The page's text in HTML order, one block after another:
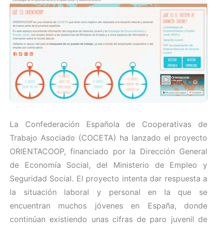
La Confederación Española de Cooperativas de
Trabajo Asociado (COCETA) ha lanzado el proyecto
ORIENTACOOP, financiado por la Dirección General
de Economía Social, del Ministerio de Empleo y
Seguridad Social. El proyecto intenta dar respuesta a
la situación laboral y personal en la que se
encuentran muchos jóvenes en España, donde
continúan existiendo unas cifras de paro juvenil de